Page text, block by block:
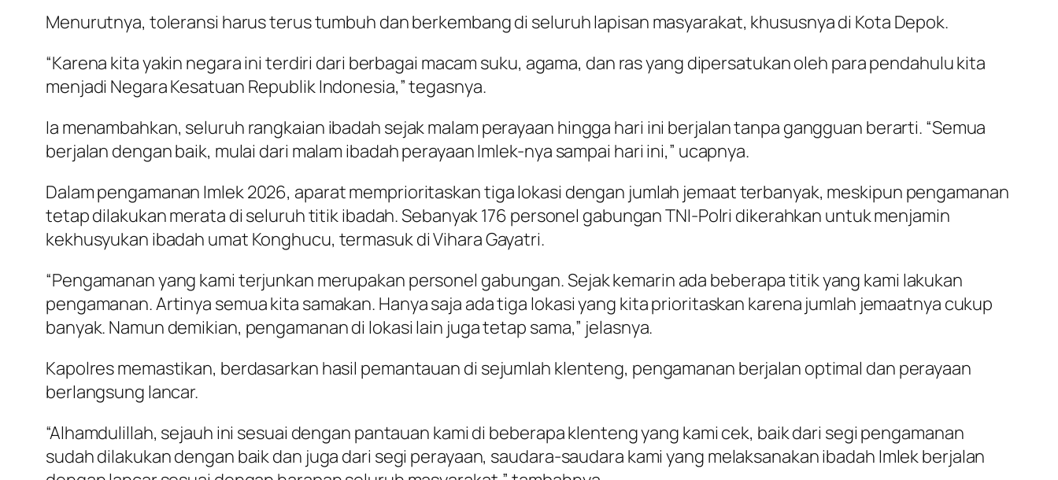
Menurutnya, toleransi harus terus tumbuh dan berkembang di seluruh lapisan masyarakat, khususnya di Kota Depok.
“Karena kita yakin negara ini terdiri dari berbagai macam suku, agama, dan ras yang dipersatukan oleh para pendahulu kita
menjadi Negara Kesatuan Republik Indonesia,” tegasnya.
Ia menambahkan, seluruh rangkaian ibadah sejak malam perayaan hingga hari ini berjalan tanpa gangguan berarti. “Semua
berjalan dengan baik, mulai dari malam ibadah perayaan Imlek-nya sampai hari ini,” ucapnya.
Dalam pengamanan Imlek 2026, aparat memprioritaskan tiga lokasi dengan jumlah jemaat terbanyak, meskipun pengamanan
tetap dilakukan merata di seluruh titik ibadah. Sebanyak 176 personel gabungan TNI-Polri dikerahkan untuk menjamin
kekhusyukan ibadah umat Konghucu, termasuk di Vihara Gayatri.
“Pengamanan yang kami terjunkan merupakan personel gabungan. Sejak kemarin ada beberapa titik yang kami lakukan
pengamanan. Artinya semua kita samakan. Hanya saja ada tiga lokasi yang kita prioritaskan karena jumlah jemaatnya cukup
banyak. Namun demikian, pengamanan di lokasi lain juga tetap sama,” jelasnya.
Kapolres memastikan, berdasarkan hasil pemantauan di sejumlah klenteng, pengamanan berjalan optimal dan perayaan
berlangsung lancar.
“Alhamdulillah, sejauh ini sesuai dengan pantauan kami di beberapa klenteng yang kami cek, baik dari segi pengamanan
sudah dilakukan dengan baik dan juga dari segi perayaan, saudara-saudara kami yang melaksanakan ibadah Imlek berjalan